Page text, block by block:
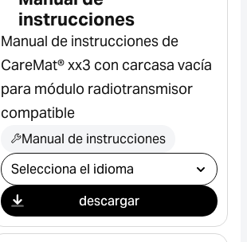
instrucciones
Manual de instrucciones de
CareMat® xx3 con carcasa vacía
para módulo radiotransmisor
compatible
Manual de instrucciones
Seleccionar descarga
descargar